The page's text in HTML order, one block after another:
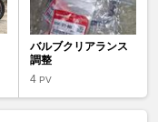
バルブクリアランス
調整
4 PV